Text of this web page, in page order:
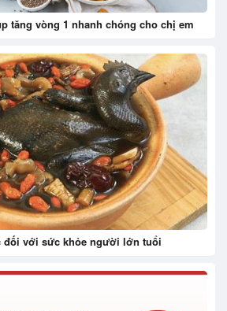
tăng vòng 1 nhanh chóng cho chị em
đối với sức khỏe người lớn tuổi